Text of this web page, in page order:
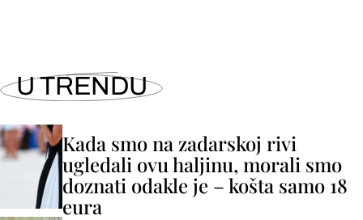
U TRENDU
Kada smo na zadarskoj rivi
ugledali ovu haljinu, morali smo
doznati odakle je – košta samo 18
eura